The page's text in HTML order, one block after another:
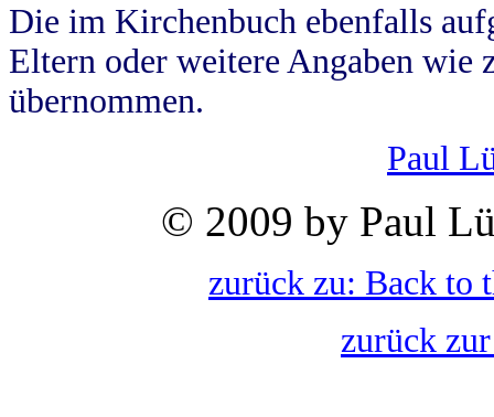
Die im Kirchenbuch ebenfalls
Eltern oder weitere Angaben wie
übernommen.
Paul
© 2009 by Paul
zurück zu: Back to
zurück